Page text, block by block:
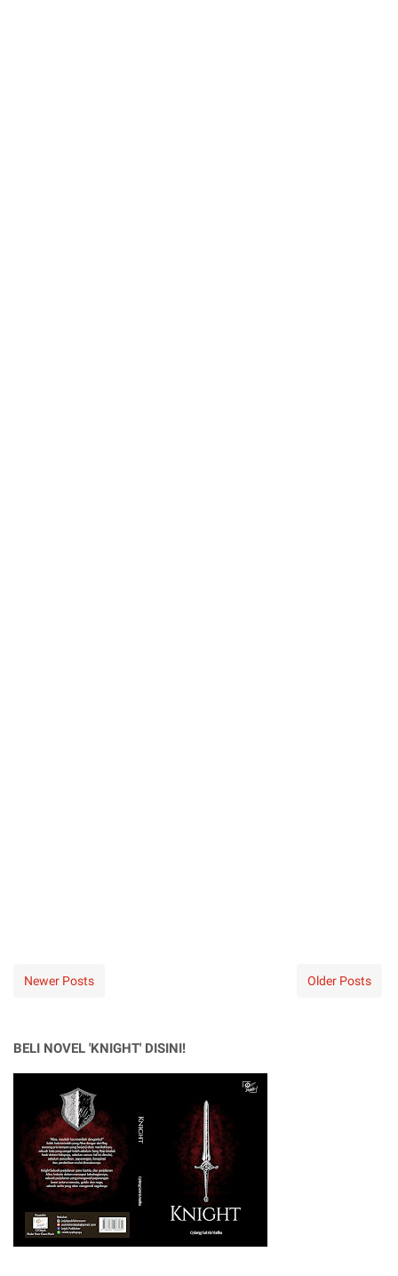
Newer Posts Older Posts
BELI NOVEL 'KNIGHT' DISINI!